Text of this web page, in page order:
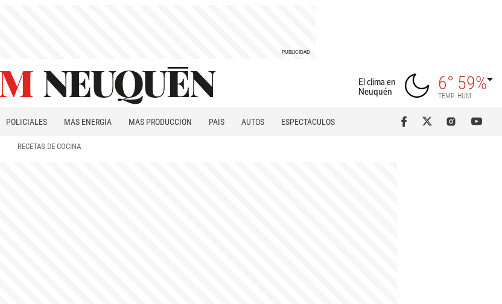
El clima en
Neuquén
6°
TEMP
59%
HUM
POLICIALES MÁS ENERGÍA MÁS PRODUCCIÓN PAÍS AUTOS
ESPECTÁCULOS
RECETAS DE COCINA